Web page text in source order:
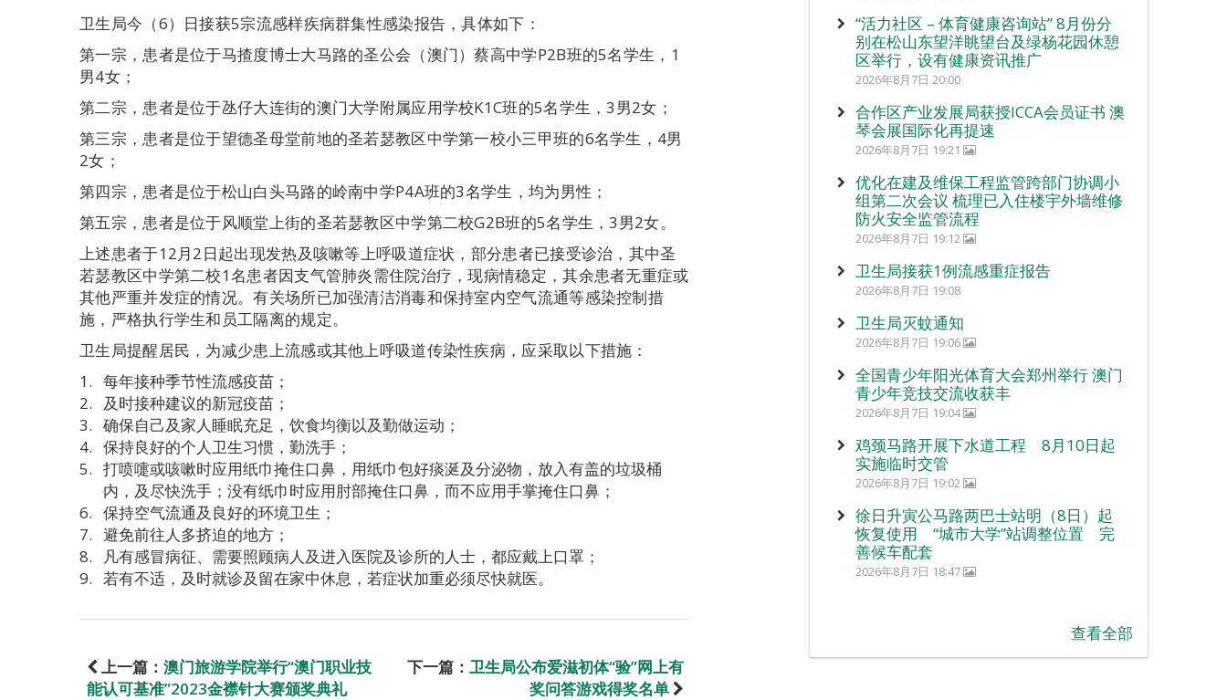
卫生局今（6）日接获5宗流感样疾病群集性感染报告，具体如下：
第一宗，患者是位于马揸度博士大马路的圣公会（澳门）蔡高中学P2B班的5名学生，1
男4女；
第二宗，患者是位于氹仔大连街的澳门大学附属应用学校K1C班的5名学生，3男2女；
第三宗，患者是位于望德圣母堂前地的圣若瑟教区中学第一校小三甲班的6名学生，4男
2女；
第四宗，患者是位于松山白头马路的岭南中学P4A班的3名学生，均为男性；
第五宗，患者是位于风顺堂上街的圣若瑟教区中学第二校G2B班的5名学生，3男2女。
上述患者于12月2日起出现发热及咳嗽等上呼吸道症状，部分患者已接受诊治，其中圣
若瑟教区中学第二校1名患者因支气管肺炎需住院治疗，现病情稳定，其余患者无重症或
其他严重并发症的情况。有关场所已加强清洁消毒和保持室内空气流通等感染控制措
施，严格执行学生和员工隔离的规定。
卫生局提醒居民，为减少患上流感或其他上呼吸道传染性疾病，应采取以下措施：
每年接种季节性流感疫苗；
及时接种建议的新冠疫苗；
确保自己及家人睡眠充足，饮食均衡以及勤做运动；
保持良好的个人卫生习惯，勤洗手；
打喷嚏或咳嗽时应用纸巾掩住口鼻，用纸巾包好痰涎及分泌物，放入有盖的垃圾桶
内，及尽快洗手；没有纸巾时应用肘部掩住口鼻，而不应用手掌掩住口鼻；
保持空气流通及良好的环境卫生；
避免前往人多挤迫的地方；
凡有感冒病征、需要照顾病人及进入医院及诊所的人士，都应戴上口罩；
若有不适，及时就诊及留在家中休息，若症状加重必须尽快就医。
上一篇： 澳门旅游学院举行“澳门职业技
能认可基准”2023金襟针大赛颁奖典礼
下一篇： 卫生局公布爱滋初体“验”网上有
奖问答游戏得奖名单
“活力社区 – 体育健康咨询站” 8月份分
别在松山东望洋眺望台及绿杨花园休憩
区举行，设有健康资讯推广
2026年8月7日 20:00
合作区产业发展局获授ICCA会员证书 澳
琴会展国际化再提速
2026年8月7日 19:21
优化在建及维保工程监管跨部门协调小
组第二次会议 梳理已入住楼宇外墙维修
防火安全监管流程
2026年8月7日 19:12
卫生局接获1例流感重症报告
2026年8月7日 19:08
卫生局灭蚊通知
2026年8月7日 19:06
全国青少年阳光体育大会郑州举行 澳门
青少年竞技交流收获丰
2026年8月7日 19:04
鸡颈马路开展下水道工程 8月10日起
实施临时交管
2026年8月7日 19:02
徐日升寅公马路两巴士站明（8日）起
恢复使用 “城市大学”站调整位置 完
善候车配套
2026年8月7日 18:47
查看全部